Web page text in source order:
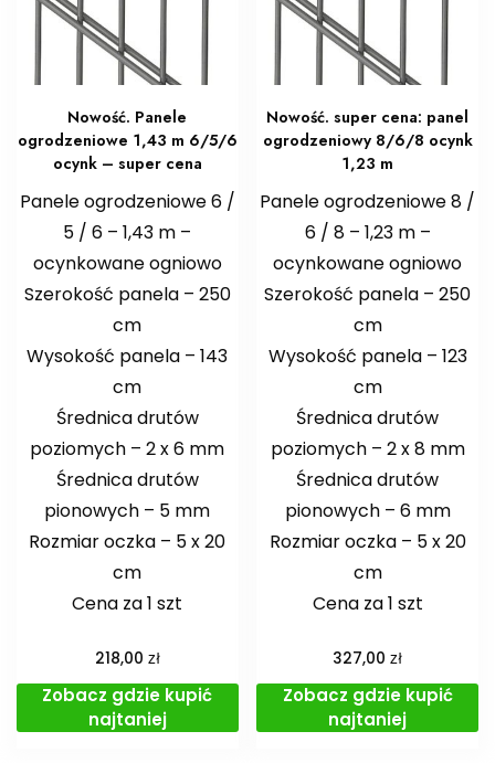
Nowość. Panele
ogrodzeniowe 1,43 m 6/5/6
ocynk – super cena
Panele ogrodzeniowe 6 /
5 / 6 – 1,43 m –
ocynkowane ogniowo
Szerokość panela – 250
cm
Wysokość panela – 143
cm
Średnica drutów
poziomych – 2 x 6 mm
Średnica drutów
pionowych – 5 mm
Rozmiar oczka – 5 x 20
cm
Cena za 1 szt
218,00 zł
Zobacz gdzie kupić
najtaniej
Nowość. super cena: panel
ogrodzeniowy 8/6/8 ocynk
1,23 m
Panele ogrodzeniowe 8 /
6 / 8 – 1,23 m –
ocynkowane ogniowo
Szerokość panela – 250
cm
Wysokość panela – 123
cm
Średnica drutów
poziomych – 2 x 8 mm
Średnica drutów
pionowych – 6 mm
Rozmiar oczka – 5 x 20
cm
Cena za 1 szt
327,00zł
Zobacz gdzie kupić
najtaniej